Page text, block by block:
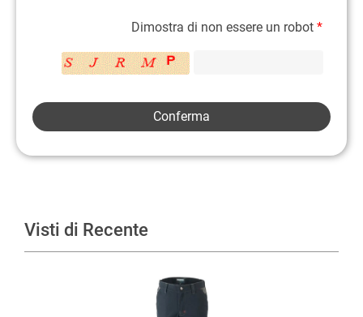
Dimostra di non essere un robot *
Visti di Recente